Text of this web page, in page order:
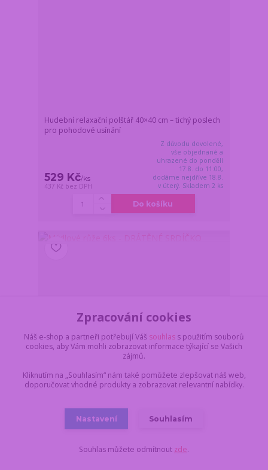
Hudební relaxační polštář 40×40 cm – tichý poslech
pro pohodové usínání
529 Kč/ks
437 Kč bez DPH
Z důvodu dovolené,
vše objednané a
uhrazené do pondělí
17.8. do 11:00,
dodáme nejdříve 18.8.
v úterý. Skladem 2 ks
Do košíku
Mýdlové růže 6ks - DRÁTĚNÉ SRDÍČKO
vše objednané a
uhrazené do pondělí
Zpracování cookies
Náš e-shop a partneři potřebují Váš souhlas s použitím souborů
cookies, aby Vám mohli zobrazovat informace týkající se Vašich
zájmů.
Kliknutím na „Souhlasím“ nám také pomůžete zlepšovat náš web,
doporučovat vhodné produkty a zobrazovat relevantní nabídky.
Nastavení Souhlasím
Souhlas můžete odmítnout zde.